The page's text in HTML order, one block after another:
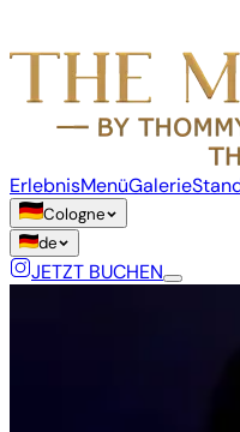
ErlebnisMenüGalerie
Cologne
de
JETZT BUCHEN